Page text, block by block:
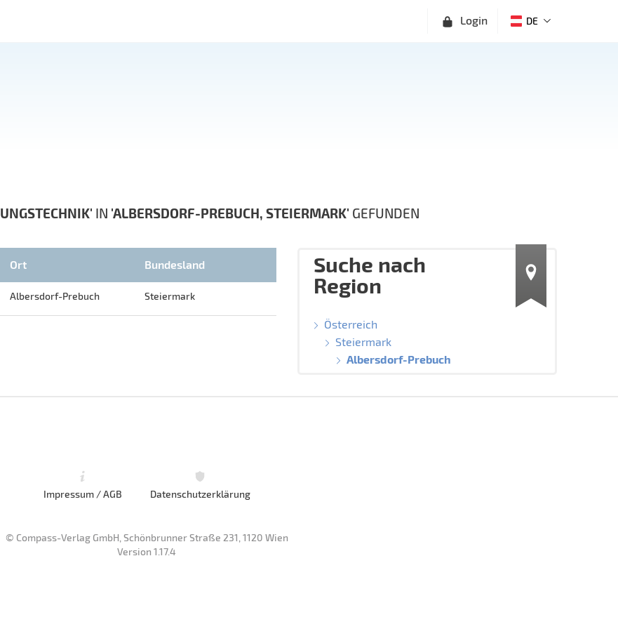
Login DE
IN 'ALBERSDORF-PREBUCH, STEIERMARK' GEFUNDEN
Ort Bundesland
Albersdorf-Prebuch Steiermark
Suche nach
Region
Österreich
Steiermark
Albersdorf-Prebuch
Impressum / AGB Datenschutzerklärung
© Compass-Verlag GmbH, Schönbrunner Straße 231, 1120 Wien
Version 1.17.4